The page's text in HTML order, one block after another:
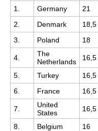
1. Germany 21
2. Denmark 18,5
3. Poland 18
4.
The
Netherlands
16,5
5. Turkey 16,5
6. France 16,5
7.
United
States
16,5
8. Belgium 16